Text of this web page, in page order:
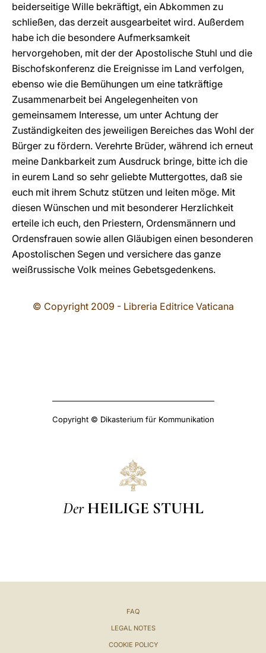
beiderseitige Wille bekräftigt, ein Abkommen zu
schließen, das derzeit ausgearbeitet wird. Außerdem
habe ich die besondere Aufmerksamkeit
hervorgehoben, mit der der Apostolische Stuhl und die
Bischofskonferenz die Ereignisse im Land verfolgen,
ebenso wie die Bemühungen um eine tatkräftige
Zusammenarbeit bei Angelegenheiten von
gemeinsamem Interesse, um unter Achtung der
Zuständigkeiten des jeweiligen Bereiches das Wohl der
Bürger zu fördern. Verehrte Brüder, während ich erneut
meine Dankbarkeit zum Ausdruck bringe, bitte ich die
in eurem Land so sehr geliebte Muttergottes, daß sie
euch mit ihrem Schutz stützen und leiten möge. Mit
diesen Wünschen und mit besonderer Herzlichkeit
erteile ich euch, den Priestern, Ordensmännern und
Ordensfrauen sowie allen Gläubigen einen besonderen
Apostolischen Segen und versichere das ganze
weißrussische Volk meines Gebetsgedenkens.
© Copyright 2009 - Libreria Editrice Vaticana
Copyright © Dikasterium für Kommunikation
Der HEILIGE STUHL
FAQ
LEGAL NOTES
COOKIE POLICY